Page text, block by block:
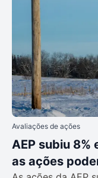
Avaliações de ações
AEP subiu 8%
as ações